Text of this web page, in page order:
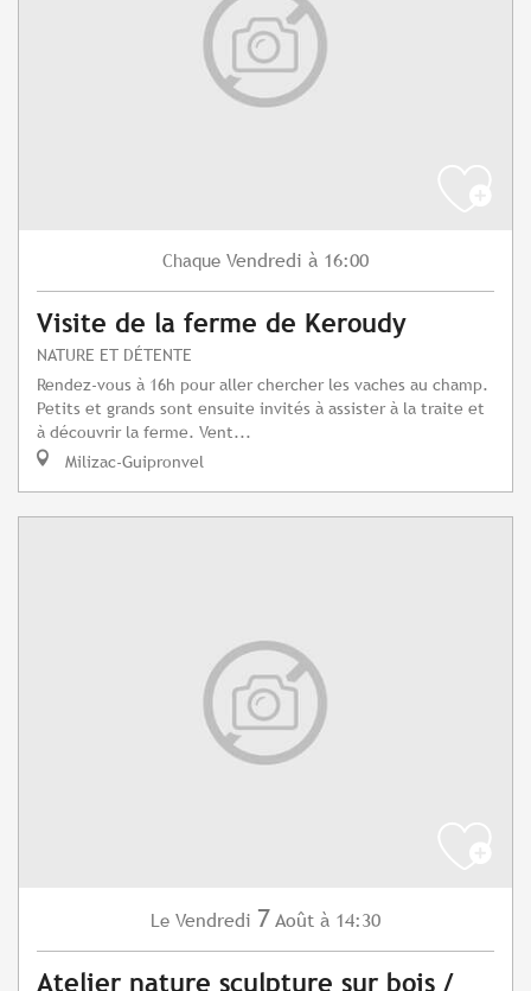
Chaque Vendredi à 16:00
Visite de la ferme de Keroudy
NATURE ET DÉTENTE
Rendez-vous à 16h pour aller chercher les vaches au champ.
Petits et grands sont ensuite invités à assister à la traite et
à découvrir la ferme. Vent...
Milizac-Guipronvel
Le Vendredi 7 Août à 14:30
Atelier nature sculpture sur bois /